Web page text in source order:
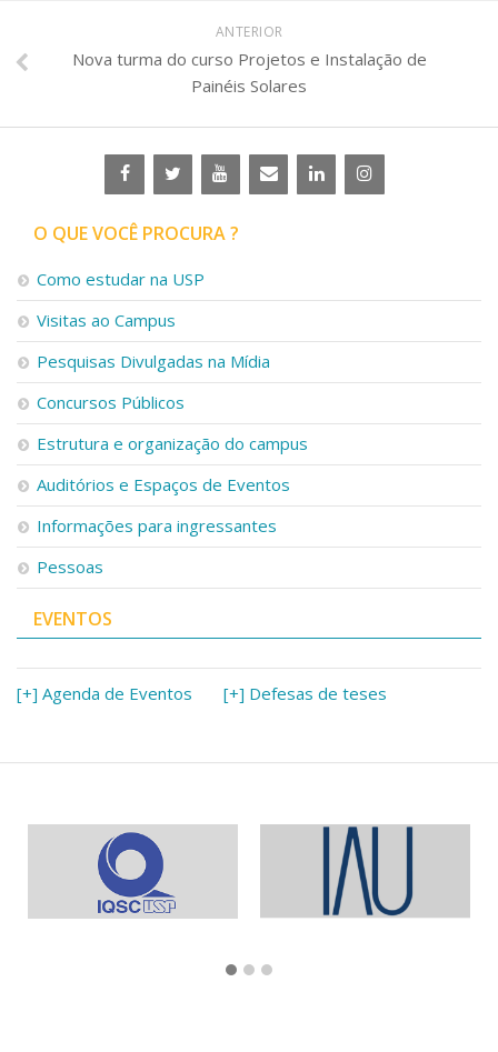
ANTERIOR
Nova turma do curso Projetos e Instalação de
Painéis Solares
O QUE VOCÊ PROCURA ?
Como estudar na USP
Visitas ao Campus
Pesquisas Divulgadas na Mídia
Concursos Públicos
Estrutura e organização do campus
Auditórios e Espaços de Eventos
Informações para ingressantes
Pessoas
EVENTOS
[+] Agenda de Eventos [+] Defesas de teses